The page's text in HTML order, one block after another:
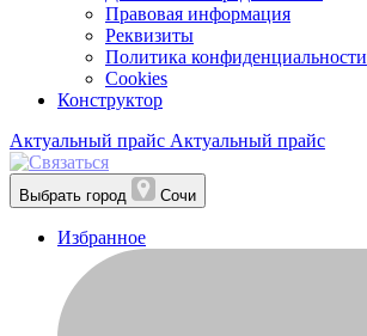
Правовая информация
Реквизиты
Политика конфиденциальности
Cookies
Конструктор
Актуальный прайс Актуальный прайс
Выбрать город Сочи
Избранное